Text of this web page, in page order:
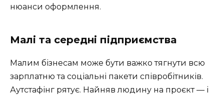
нюанси оформлення.
Малі та середні підприємства
Малим бізнесам може бути важко тягнути всю
зарплатню та соціальні пакети співробітників.
Аутстафінг рятує. Найняв людину на проєкт — і